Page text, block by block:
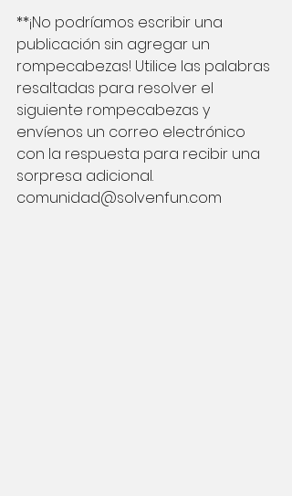
**¡No podríamos escribir una
publicación sin agregar un
rompecabezas! Utilice las palabras
resaltadas para resolver el
siguiente rompecabezas y
envíenos un correo electrónico
con la respuesta para recibir una
sorpresa adicional.
comunidad@solvenfun.com